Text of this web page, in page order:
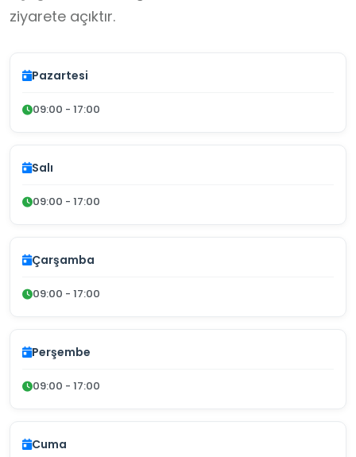
ziyarete açıktır.
Pazartesi
09:00 - 17:00
Salı
09:00 - 17:00
Çarşamba
09:00 - 17:00
Perşembe
09:00 - 17:00
Cuma